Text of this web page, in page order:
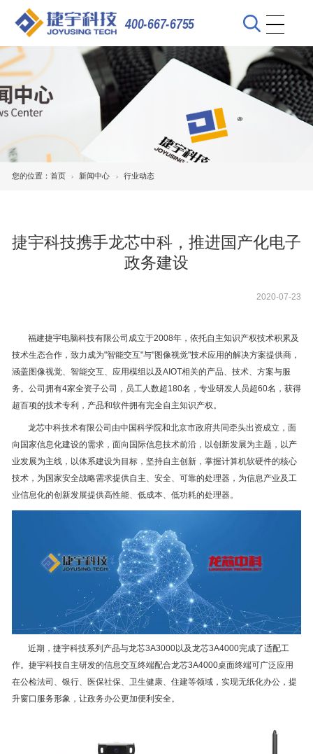
400-667-6755
您的位置： 首页 新闻中心 行业动态
捷宇科技携手龙芯中科，推进国产化电子
政务建设
2020-07-23
福建捷宇电脑科技有限公司成立于2008年，依托自主知识产权技术积累及
技术生态合作，致力成为"智能交互"与"图像视觉"技术应用的解决方案提供商，
涵盖图像视觉、智能交互、应用模组以及AIOT相关的产品、技术、方案与服
务。公司拥有4家全资子公司，员工人数超180名，专业研发人员超60名，获得
超百项的技术专利，产品和软件拥有完全自主知识产权。
龙芯中科技术有限公司由中国科学院和北京市政府共同牵头出资成立，面
向国家信息化建设的需求，面向国际信息技术前沿，以创新发展为主题，以产
业发展为主线，以体系建设为目标，坚持自主创新，掌握计算机软硬件的核心
技术，为国家安全战略需求提供自主、安全、可靠的处理器，为信息产业及工
业信息化的创新发展提供高性能、低成本、低功耗的处理器。
近期，捷宇科技系列产品与龙芯3A3000以及龙芯3A4000完成了适配工
作。捷宇科技自主研发的信息交互终端配合龙芯3A4000桌面终端可广泛应用
在公检法司、银行、医保社保、卫生健康、住建等领域，实现无纸化办公，提
升窗口服务形象，让政务办公更加便利安全。